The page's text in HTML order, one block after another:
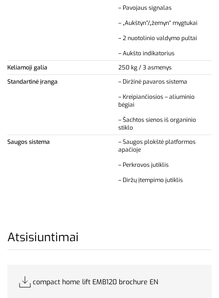
– Pavojaus signalas
– „Aukštyn“/„žemyn“ mygtukai
– 2 nuotolinio valdymo pultai
– Aukšto indikatorius
Keliamoji galia
250 kg / 3 asmenys
Standartinė įranga
– Diržinė pavaros sistema
– Kreipiančiosios – aliuminio
bėgiai
– Šachtos sienos iš organinio
stiklo
Saugos sistema
– Saugos plokštė platformos
apačioje
– Perkrovos jutiklis
– Diržų įtempimo jutiklis
Atsisiuntimai
compact home lift EMB120 brochure EN